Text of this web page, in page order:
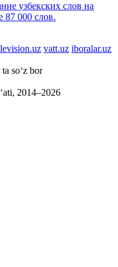
узбекских слов на
87 000 слов.
vatt.uz iboralar.uz
ta so‘z bor
2014–2026